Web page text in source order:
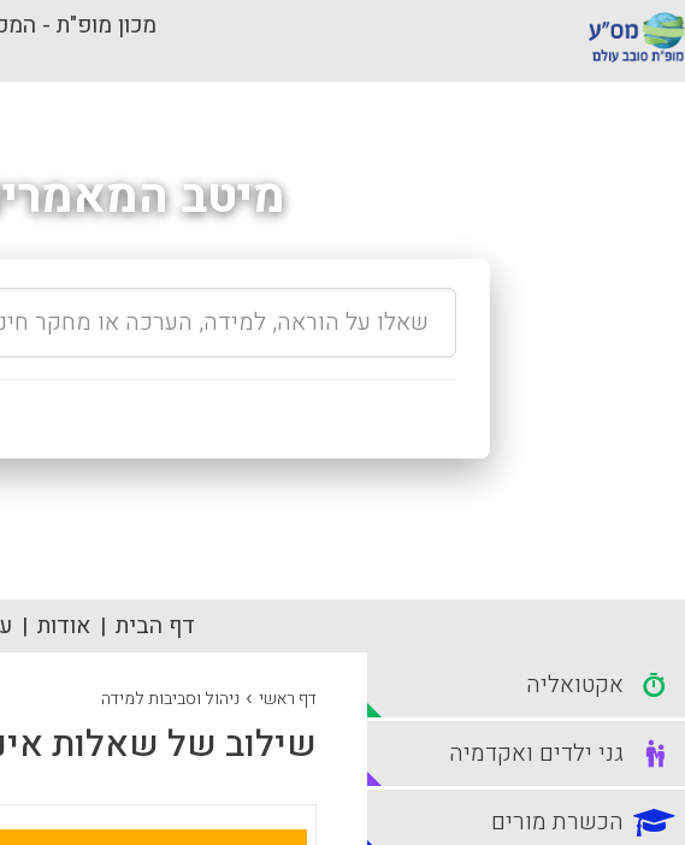
מכון מופ"ת -
מיטב
דף הבית אודות
דף ראשי › ניהול וסביבות למידה
שילוב של שאלות
אקטואליה
גני ילדים ואקדמיה
הכשרת מורים